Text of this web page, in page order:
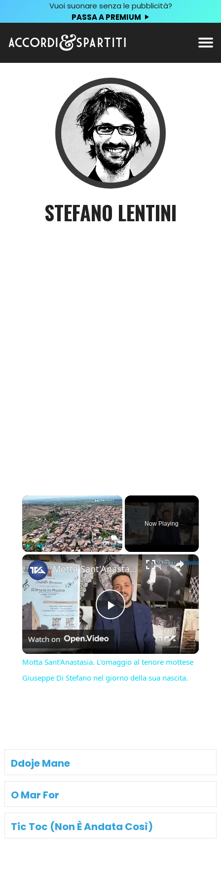
Vuoi suonare senza le pubblicità?
PASSA A PREMIUM
STEFANO LENTINI
×
Play Unmute Fullscreen
Now Playing
×
Play
Video
Motta Sant'Anastasia. L'omaggio al tenore mottese Giuseppe Di Stefano nel giorno della sua nascita.
Watch on
Motta Sant'Anastasia. L'omaggio al tenore mottese
Giuseppe Di Stefano nel giorno della sua nascita.
Ddoje Mane
O Mar For
Tic Toc (Non È Andata Così)